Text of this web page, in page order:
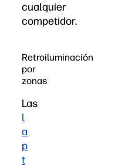
cualquier
competidor.
Retroiluminación
por
zonas
Las
l
a
p
t